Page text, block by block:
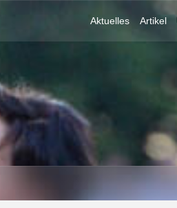
Aktuelles Artikel